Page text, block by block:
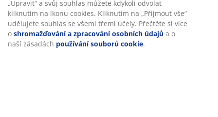
„Upravit“ a svůj souhlas můžete kdykoli odvolat
kliknutím na ikonu cookies. Kliknutím na „Přijmout vše“
udělujete souhlas se všemi třemi účely. Přečtěte si více
o shromažďování a zpracování osobních údajů a o
naší zásadách používání souborů cookie.